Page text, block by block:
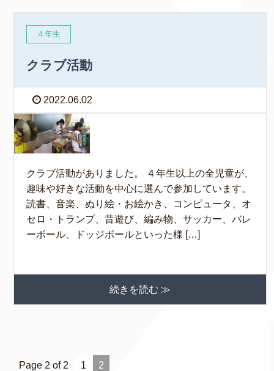
４年生
クラブ活動
2022.06.02
クラブ活動がありました。 ４年生以上の全児童が、
趣味や好きな活動を中心に選んで参加しています。
読書、音楽、ぬり絵・お絵かき、コンピュータ、オ
セロ・トランプ、昔遊び、編み物、サッカー、バレ
ーボール、ドッジボールといった様 […]
続きを読む ≫
Page 2 of 2 1 2